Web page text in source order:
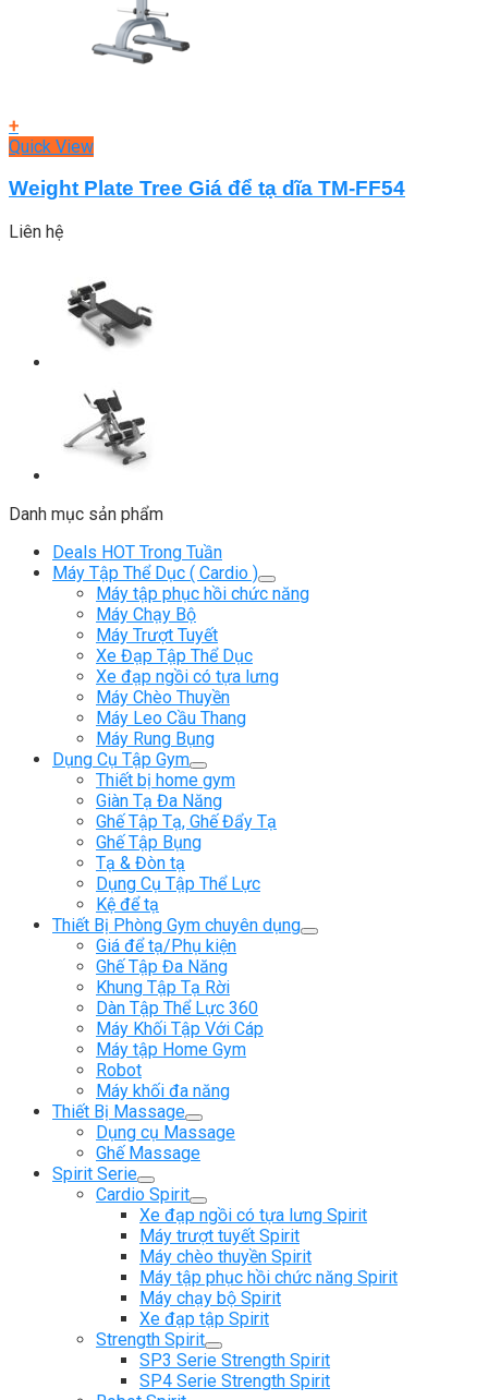
+
Quick View
Weight Plate Tree Giá để tạ dĩa TM-FF54
Liên hệ
Danh mục sản phẩm
Deals HOT Trong Tuần
Máy Tập Thể Dục ( Cardio )
Máy tập phục hồi chức năng
Máy Chạy Bộ
Máy Trượt Tuyết
Xe Đạp Tập Thể Dục
Xe đạp ngồi có tựa lưng
Máy Chèo Thuyền
Máy Leo Cầu Thang
Máy Rung Bụng
Dụng Cụ Tập Gym
Thiết bị home gym
Giàn Tạ Đa Năng
Ghế Tập Tạ, Ghế Đẩy Tạ
Ghế Tập Bụng
Tạ & Đòn tạ
Dụng Cụ Tập Thể Lực
Kệ để tạ
Thiết Bị Phòng Gym chuyên dụng
Giá để tạ/Phụ kiện
Ghế Tập Đa Năng
Khung Tập Tạ Rời
Dàn Tập Thể Lực 360
Máy Khối Tập Với Cáp
Máy tập Home Gym
Robot
Máy khối đa năng
Thiết Bị Massage
Dụng cụ Massage
Ghế Massage
Spirit Serie
Cardio Spirit
Xe đạp ngồi có tựa lưng Spirit
Máy trượt tuyết Spirit
Máy chèo thuyền Spirit
Máy tập phục hồi chức năng Spirit
Máy chạy bộ Spirit
Xe đạp tập Spirit
Strength Spirit
SP3 Serie Strength Spirit
SP4 Serie Strength Spirit